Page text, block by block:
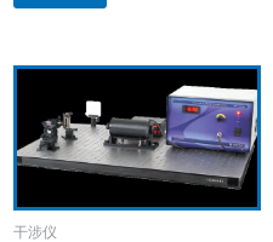
&sol;
干涉仪